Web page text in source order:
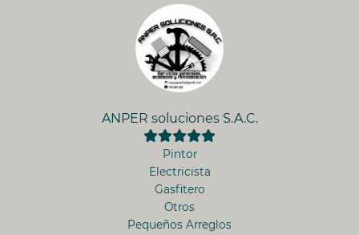
ANPER soluciones S.A.C.
Pintor
Electricista
Gasfitero
Otros
Pequeños Arreglos